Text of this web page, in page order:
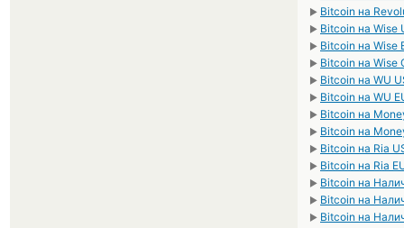
► Bitcoin на
► Bitcoin на Wise
► Bitcoin на Wise
► Bitcoin на Wise
► Bitcoin на WU
► Bitcoin на WU
► Bitcoin на
► Bitcoin на
► Bitcoin на Ria
► Bitcoin на Ria
► Bitcoin на
► Bitcoin на
► Bitcoin на